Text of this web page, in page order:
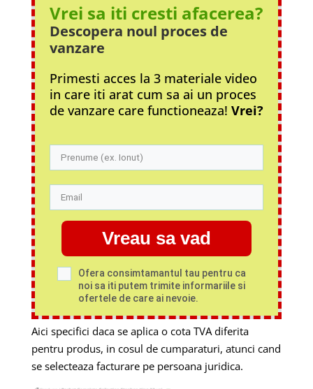
Vrei sa iti cresti afacerea?
Descopera noul procesde
vanzare
Primesti acces la 3 materiale video
in care iti arat cum sa ai un proces
de vanzare care functioneaza! Vrei?
Vreau sa vad
Ofera consimtamantul tau pentru ca
noi sa iti putem trimite informariile si
ofertele de care ai nevoie.
Aici specifici daca se aplica o cota TVA diferita
pentru produs, in cosul de cumparaturi, atunci cand
se selecteaza facturare pe persoana juridica.